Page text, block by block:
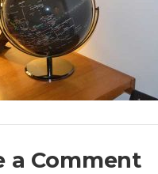
a Comment